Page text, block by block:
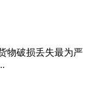
物破损丢失最为严